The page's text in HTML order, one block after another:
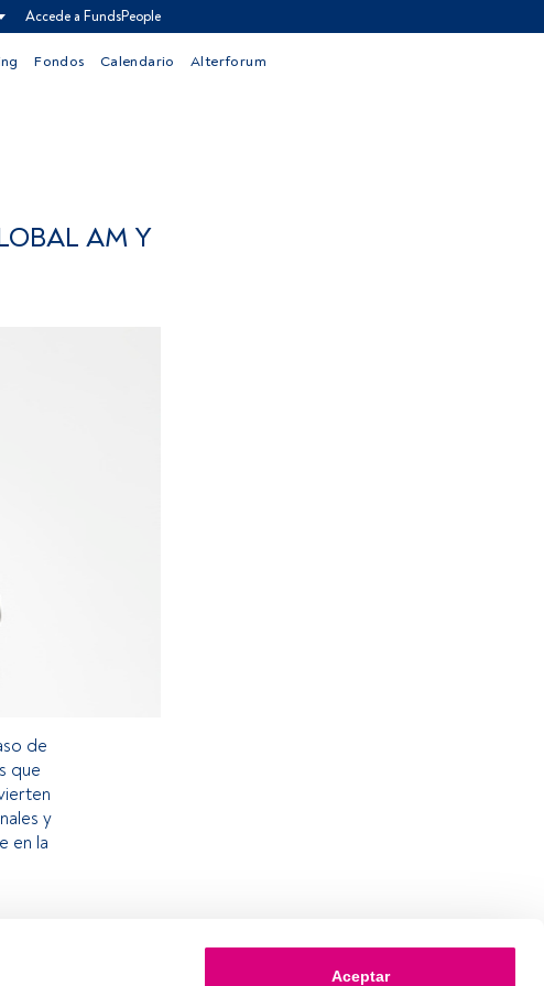
Aceptar
Accede a FundsPeople
Fondos Calendario Alterforum
AM Y
de
que
y
en la